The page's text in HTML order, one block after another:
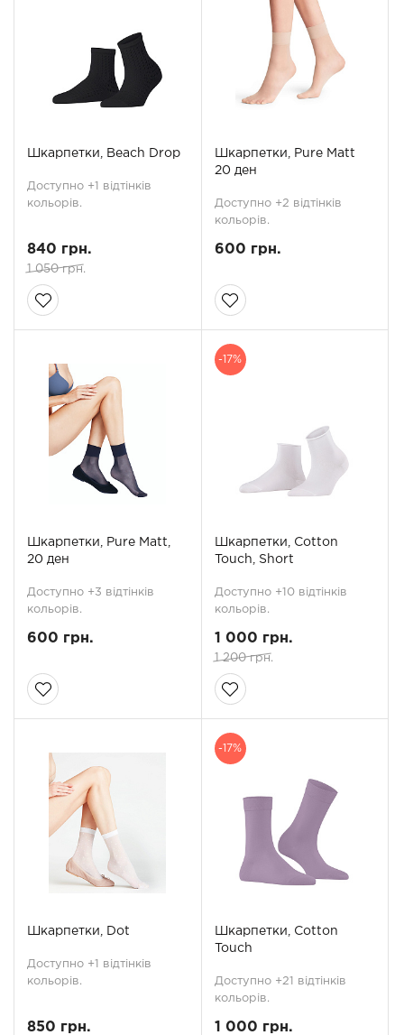
Шкарпетки, Beach Drop
Доступно +1 відтінків
кольорів.
840 грн.
1 050 грн.
Шкарпетки, Pure Matt
20 ден
Доступно +2 відтінків
кольорів.
600 грн.
Шкарпетки, Pure Matt,
20 ден
Доступно +3 відтінків
кольорів.
600 грн.
-17%
Шкарпетки, Cotton
Touch, Short
Доступно +10 відтінків
кольорів.
1 000 грн.
1 200 грн.
Шкарпетки, Dot
Доступно +1 відтінків
кольорів.
850 грн.
-17%
Шкарпетки, Cotton
Touch
Доступно +21 відтінків
кольорів.
1 000 грн.